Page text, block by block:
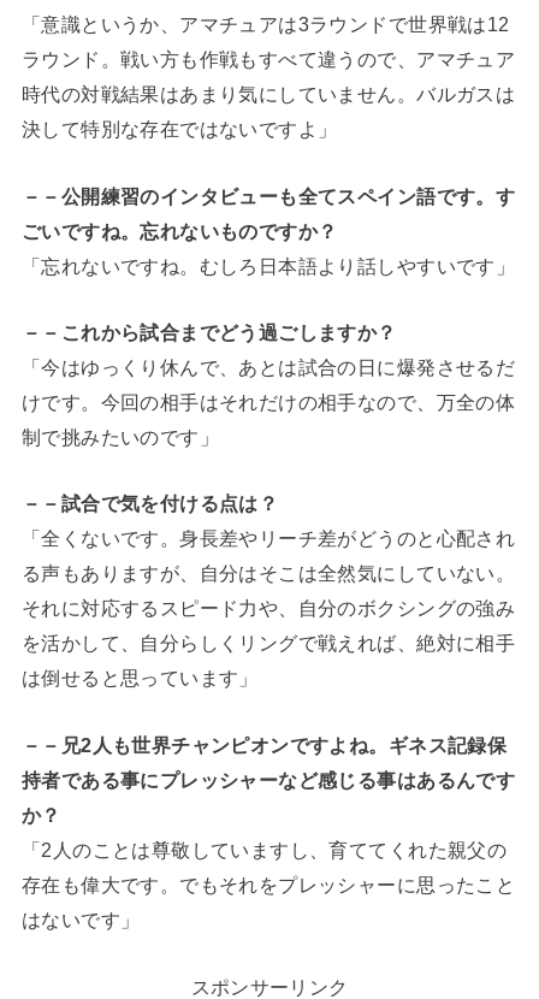
「意識というか、アマチュアは3ラウンドで世界戦は12
ラウンド。戦い方も作戦もすべて違うので、アマチュア
時代の対戦結果はあまり気にしていません。バルガスは
決して特別な存在ではないですよ」
－－公開練習のインタビューも全てスペイン語です。す
ごいですね。忘れないものですか？
「忘れないですね。むしろ日本語より話しやすいです」
－－これから試合までどう過ごしますか？
「今はゆっくり休んで、あとは試合の日に爆発させるだ
けです。今回の相手はそれだけの相手なので、万全の体
制で挑みたいのです」
－－試合で気を付ける点は？
「全くないです。身長差やリーチ差がどうのと心配され
る声もありますが、自分はそこは全然気にしていない。
それに対応するスピード力や、自分のボクシングの強み
を活かして、自分らしくリングで戦えれば、絶対に相手
は倒せると思っています」
－－兄2人も世界チャンピオンですよね。ギネス記録保
持者である事にプレッシャーなど感じる事はあるんです
か？
「2人のことは尊敬していますし、育ててくれた親父の
存在も偉大です。でもそれをプレッシャーに思ったこと
はないです」
スポンサーリンク